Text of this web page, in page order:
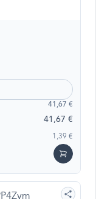
41,67 €
41,67 €
1,39 €